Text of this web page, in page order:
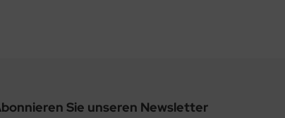
Sie unseren Newsletter